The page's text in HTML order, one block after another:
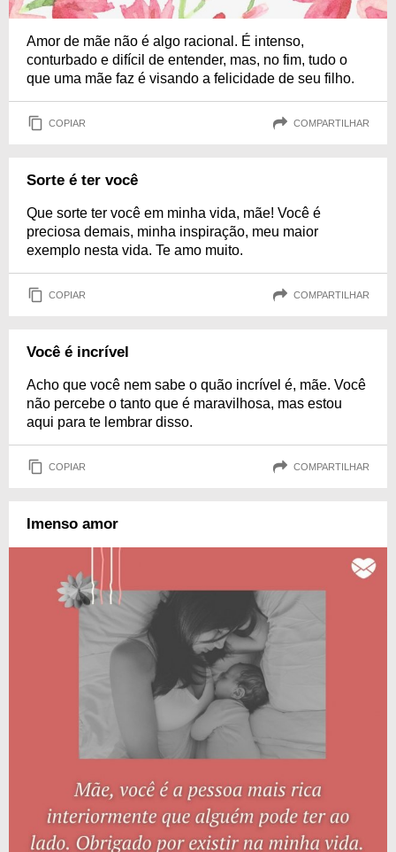
Amor de mãe não é algo racional. É intenso,
conturbado e difícil de entender, mas, no fim, tudo o
que uma mãe faz é visando a felicidade de seu filho.
COPIAR COMPARTILHAR
Sorte é ter você
Que sorte ter você em minha vida, mãe! Você é
preciosa demais, minha inspiração, meu maior
exemplo nesta vida. Te amo muito.
COPIAR COMPARTILHAR
Você é incrível
Acho que você nem sabe o quão incrível é, mãe. Você
não percebe o tanto que é maravilhosa, mas estou
aqui para te lembrar disso.
COPIAR COMPARTILHAR
Imenso amor